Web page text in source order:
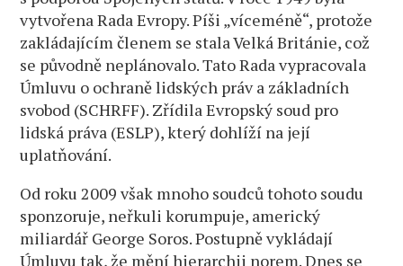
vytvořena Rada Evropy. Píši „víceméně“, protože
zakládajícím členem se stala Velká Británie, což
se původně neplánovalo. Tato Rada vypracovala
Úmluvu o ochraně lidských práv a základních
svobod (SCHRFF). Zřídila Evropský soud pro
lidská práva (ESLP), který dohlíží na její
uplatňování.
Od roku 2009 však mnoho soudců tohoto soudu
sponzoruje, neřkuli korumpuje, americký
miliardář George Soros. Postupně vykládají
Úmluvu tak, že mění hierarchii norem. Dnes se